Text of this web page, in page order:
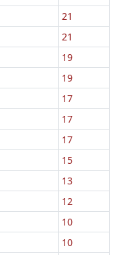
21
21
19
19
17
17
17
15
13
12
10
10